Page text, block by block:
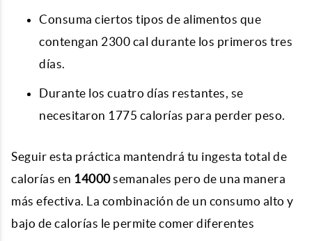
Consuma ciertos tipos de alimentos que
contengan 2300 cal durante los primeros tres
días.
Durante los cuatro días restantes, se
necesitaron 1775 calorías para perder peso.
Seguir esta práctica mantendrá tu ingesta total de
calorías en 14000semanales pero de una manera
más efectiva. La combinación de un consumo alto y
bajo de calorías le permite comer diferentes